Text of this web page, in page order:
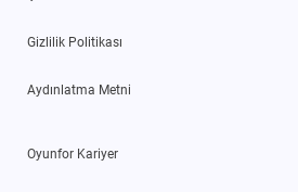
Gizlilik Politikası
Aydınlatma Metni
Oyunfor Kariyer